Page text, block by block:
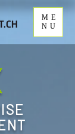
ME
NU